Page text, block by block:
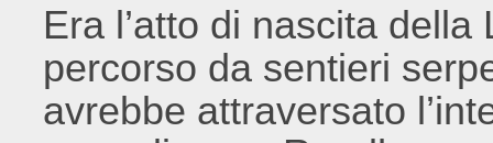
Era l’atto di nascita
percorso da sentieri
avrebbe attraversato